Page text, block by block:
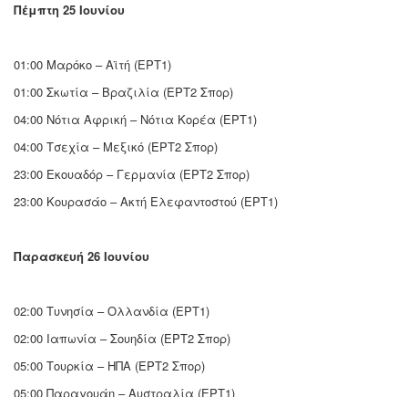
Πέμπτη 25 Ιουνίου
01:00 Μαρόκο – Αϊτή (ΕΡΤ1)
01:00 Σκωτία – Βραζιλία (ΕΡΤ2 Σπορ)
04:00 Νότια Αφρική – Νότια Κορέα (ΕΡΤ1)
04:00 Τσεχία – Μεξικό (ΕΡΤ2 Σπορ)
23:00 Εκουαδόρ – Γερμανία (ΕΡΤ2 Σπορ)
23:00 Κουρασάο – Ακτή Ελεφαντοστού (ΕΡΤ1)
Παρασκευή 26 Ιουνίου
02:00 Τυνησία – Ολλανδία (ΕΡΤ1)
02:00 Ιαπωνία – Σουηδία (ΕΡΤ2 Σπορ)
05:00 Τουρκία – ΗΠΑ (ΕΡΤ2 Σπορ)
05:00 Παραγουάη – Αυστραλία (ΕΡΤ1)